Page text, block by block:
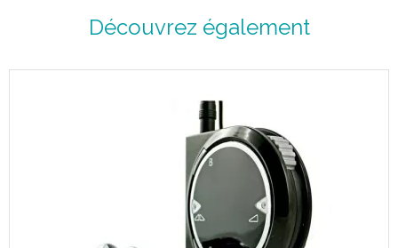
Avec l’assistant d’écoute préréglé TEO First, écoutez avec plaisir
L’amplificateur de son TEO First vous permet de profiter des
situations où il peut être difficile d’entendre:
✔ Profitez des conversations sans perdre un mot
✔ Regardez la télévision sans déranger les autres en
Découvrez également